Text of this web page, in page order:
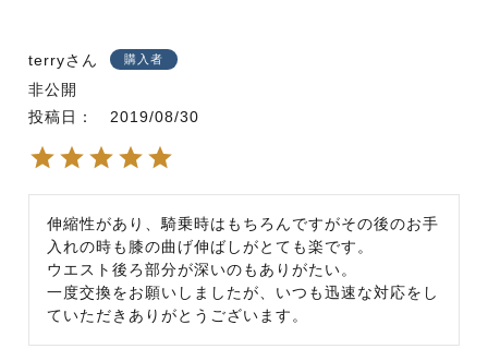
terry 購入者
非公開
投稿日
2019/08/30
伸縮性があり、騎乗時はもちろんですがその後のお手
入れの時も膝の曲げ伸ばしがとても楽です。
ウエスト後ろ部分が深いのもありがたい。
一度交換をお願いしましたが、いつも迅速な対応をし
ていただきありがとうございます。